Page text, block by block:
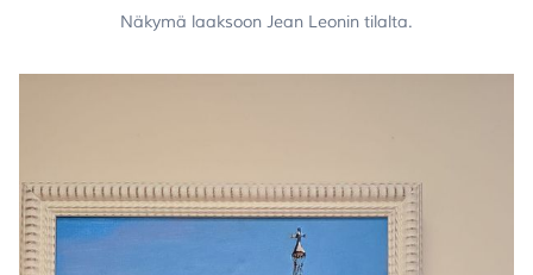
Näkymä laaksoon Jean Leonin tilalta.